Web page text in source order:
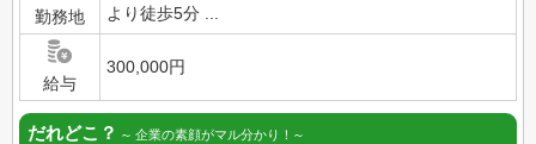
勤務地
より徒歩5分 ...
給与
300,000円
だれどこ？ 企業の素顔がマル分かり！